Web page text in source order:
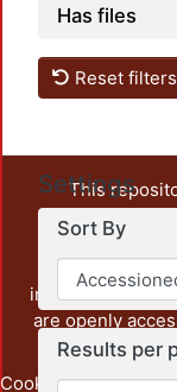
Has files
Reset filters
Settings
Sort By
Results per
This
unrestricted
output of
institution, as
are openly
Cookie Privacy